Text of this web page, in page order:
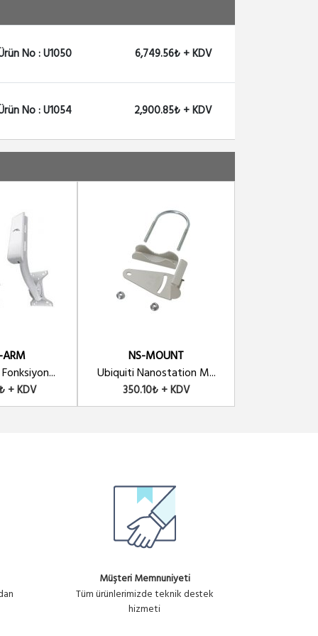
No : U1050 6,749.56₺ + KDV
No : U1054 2,900.85₺ + KDV
+ KDV
NS-MOUNT
Ubiquiti Nanostation M...
350.10₺ + KDV
Müşteri Memnuniyeti
Tüm ürünlerimizde teknik destek
hizmeti